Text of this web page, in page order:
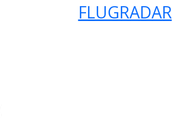
FLUGRADAR